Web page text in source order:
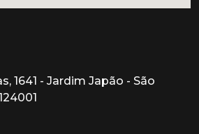
1641 - Jardim Japão - São